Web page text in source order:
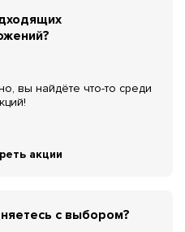
вы найдёте что-то среди
акции
с выбором?